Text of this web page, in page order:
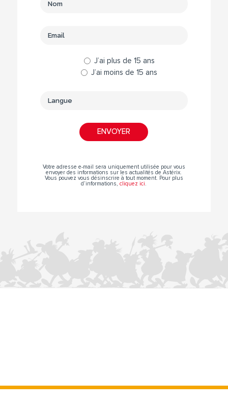
J’ai plus de 15 ans
J’ai moins de 15 ans
Votre adresse e-mail sera uniquement utilisée pour vous
envoyer des informations sur les actualités de Astérix.
Vous pouvez vous désinscrire à tout moment. Pour plus
d’informations,cliquez ici